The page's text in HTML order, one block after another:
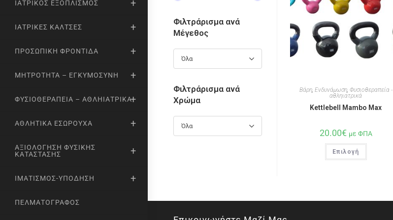
ΙΑΤΡΙΚΌΣ ΕΞΟΠΛΙΣΜΌΣ
ΙΑΤΡΙΚΈΣ ΚΆΛΤΣΕΣ
ΠΡΟΣΩΠΙΚΉ ΦΡΟΝΤΊΔΑ
ΜΗΤΡΌΤΗΤΑ – ΕΓΚΥΜΟΣΎΝΗ
ΦΥΣΙΟΘΕΡΑΠΕΊΑ – ΑΘΛΗΙΑΤΡΙΚΆ
ΑΘΛΗΤΙΚΆ ΕΣΏΡΟΥΧΑ
ΑΞΙΟΛΌΓΗΣΗ ΦΥΣΙΚΉΣ
ΚΑΤΆΣΤΑΣΗΣ
ΙΜΑΤΙΣΜΌΣ-ΥΠΌΔΗΣΗ
ΠΕΛΜΑΤΟΓΡΆΦΟΣ
Φιλτράρισμα ανά
Μέγεθος
Όλα
Φιλτράρισμα ανά
Χρώμα
Όλα
Βάρη, Ενδυνάμωση, Φυσιοθεραπεία -
αθληιατρικά
Kettlebell Mambo Max
20.00€ με ΦΠΑ
Επιλογή